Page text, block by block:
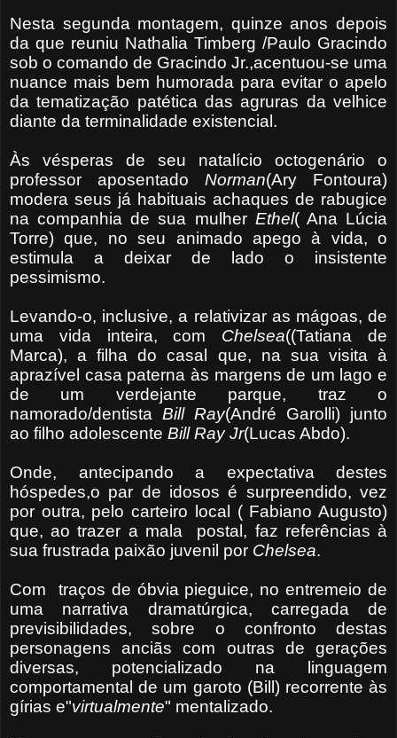
Nesta segunda montagem, quinze anos depois
da que reuniu Nathalia Timberg /Paulo Gracindo
sob o comando de Gracindo Jr.,acentuou-se uma
nuance mais bem humorada para evitar o apelo
da tematização patética das agruras da velhice
diante da terminalidade existencial.
Às vésperas de seu natalício octogenário o
professor aposentado Norman(Ary Fontoura)
modera seus já habituais achaques de rabugice
na companhia de sua mulher Ethel( Ana Lúcia
Torre) que, no seu animado apego à vida, o
estimula a deixar de lado o insistente
pessimismo.
Levando-o, inclusive, a relativizar as mágoas, de
uma vida inteira, com Chelsea((Tatiana de
Marca), a filha do casal que, na sua visita à
aprazível casa paterna às margens de um lago e
de um verdejante parque, traz o
namorado/dentista Bill Ray(André Garolli) junto
ao filho adolescente Bill Ray Jr(Lucas Abdo).
Onde, antecipando a expectativa destes
hóspedes,o par de idosos é surpreendido, vez
por outra, pelo carteiro local ( Fabiano Augusto)
que, ao trazer a mala postal, faz referências à
sua frustrada paixão juvenil por Chelsea.
Com traços de óbvia pieguice, no entremeio de
uma narrativa dramatúrgica, carregada de
previsibilidades, sobre o confronto destas
personagens anciãs com outras de gerações
diversas, potencializado na linguagem
comportamental de um garoto (Bill) recorrente às
gírias e"virtualmente" mentalizado.